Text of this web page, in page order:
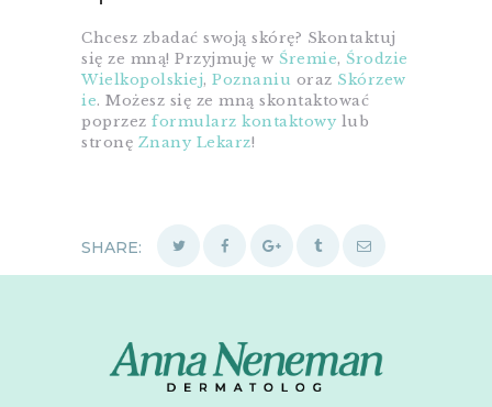
Chcesz zbadać swoją skórę? Skontaktuj
się ze mną! Przyjmuję w Śremie, Środzie
Wielkopolskiej, Poznaniu oraz Skórzew
ie. Możesz się ze mną skontaktować
poprzez formularz kontaktowy lub
stronę Znany Lekarz!
SHARE: